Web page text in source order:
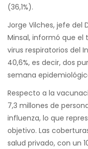
(36,1%).
Jorge Vilches, jefe del
Minsal, informó que
virus respiratorios del
40,6%, es decir, dos
semana
Respecto a la
7,3 millones de
influenza, lo que
objetivo. Las
salud privado, con un